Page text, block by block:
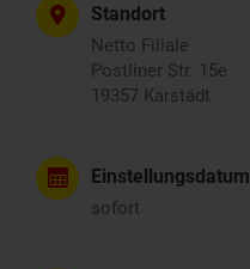
Standort
Netto Filiale
Postliner Str. 15e
19357 Karstädt
Einstellungsdatum
sofort